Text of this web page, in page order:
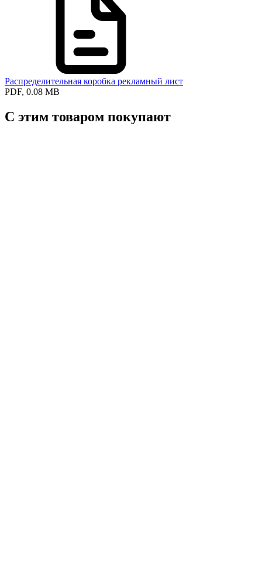
Распределительная коробка рекламный лист
PDF, 0.08 MB
С этим товаром покупают